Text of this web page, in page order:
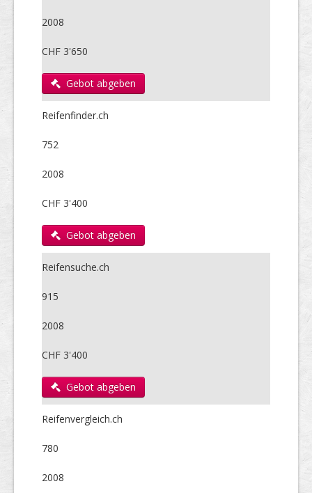
2008
CHF 3'650
Gebot abgeben
Reifenfinder.ch
752
2008
CHF 3'400
Gebot abgeben
Reifensuche.ch
915
2008
CHF 3'400
Gebot abgeben
Reifenvergleich.ch
780
2008